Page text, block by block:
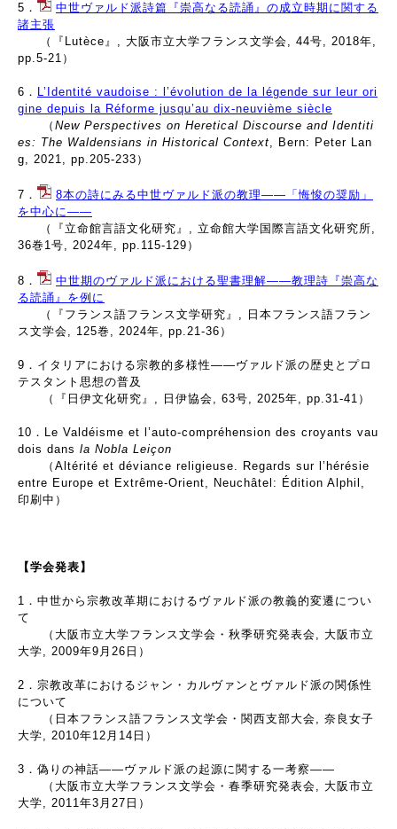
5．
中世ヴァルド派詩篇『崇高なる読誦』の成立時期に関する
諸主張
（『Lutèce』, 大阪市立大学フランス文学会, 44号, 2018年,
pp.5-21）
6． L’Identité vaudoise : l’évolution de la légende sur leur ori
gine depuis la Réforme jusqu’au dix-neuvième siècle
（ New Perspectives on Heretical Discourse and Identiti
es: The Waldensians in Historical Context, Bern: Peter Lan
g, 2021, pp.205-233）
7．
8本の詩にみる中世ヴァルド派の教理――「悔悛の奨励」
を中心に――
（『立命館言語文化研究』, 立命館大学国際言語文化研究所,
36巻1号, 2024年, pp.115-129）
8．
中世期のヴァルド派における聖書理解――教理詩『崇高な
る読誦』を例に
（『フランス語フランス文学研究』, 日本フランス語フラン
ス文学会, 125巻, 2024年, pp.21-36）
9．イタリアにおける宗教的多様性――ヴァルド派の歴史とプロ
テスタント思想の普及
（『日伊文化研究』, 日伊協会, 63号, 2025年, pp.31-41）
10．Le Valdéisme et l’auto-compréhension des croyants vau
dois dans la Nobla Leiçon
（Altérité et déviance religieuse. Regards sur l’hérésie
entre Europe et Extrême-Orient, Neuchâtel: Édition Alphil,
印刷中）
【学会発表】
1．中世から宗教改革期におけるヴァルド派の教義的変遷につい
て
（大阪市立大学フランス文学会・秋季研究発表会, 大阪市立
大学, 2009年9月26日）
2．宗教改革におけるジャン・カルヴァンとヴァルド派の関係性
について
（日本フランス語フランス文学会・関西支部大会, 奈良女子
大学, 2010年12月14日）
3．偽りの神話――ヴァルド派の起源に関する一考察――
（大阪市立大学フランス文学会・春季研究発表会, 大阪市立
大学, 2011年3月27日）